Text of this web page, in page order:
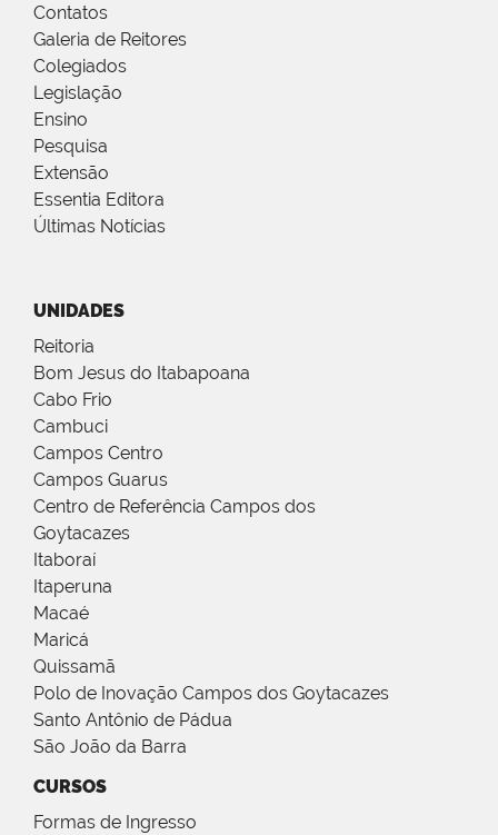
Contatos
Galeria de Reitores
Colegiados
Legislação
Ensino
Pesquisa
Extensão
Essentia Editora
Últimas Notícias
UNIDADES
Reitoria
Bom Jesus do Itabapoana
Cabo Frio
Cambuci
Campos Centro
Campos Guarus
Centro de Referência Campos dos
Goytacazes
Itaboraí
Itaperuna
Macaé
Maricá
Quissamã
Polo de Inovação Campos dos Goytacazes
Santo Antônio de Pádua
São João da Barra
CURSOS
Formas de Ingresso